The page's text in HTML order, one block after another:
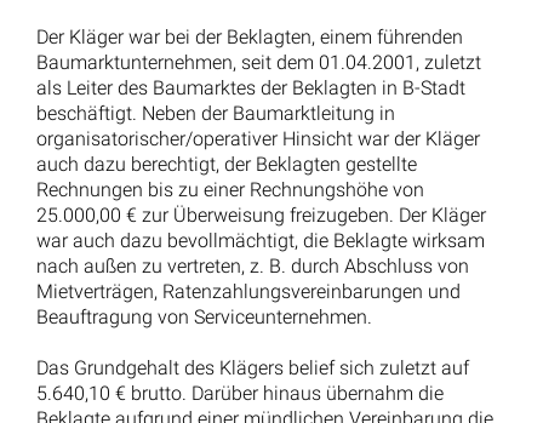
Der Kläger war bei der Beklagten, einem führenden
Baumarktunternehmen, seit dem 01.04.2001, zuletzt
als Leiter des Baumarktes der Beklagten in B-Stadt
beschäftigt. Neben der Baumarktleitung in
organisatorischer/operativer Hinsicht war der Kläger
auch dazu berechtigt, der Beklagten gestellte
Rechnungen bis zu einer Rechnungshöhe von
25.000,00 € zur Überweisung freizugeben. Der Kläger
war auch dazu bevollmächtigt, die Beklagte wirksam
nach außen zu vertreten, z. B. durch Abschluss von
Mietverträgen, Ratenzahlungsvereinbarungen und
Beauftragung von Serviceunternehmen.
Das Grundgehalt des Klägers belief sich zuletzt auf
5.640,10 € brutto. Darüber hinaus übernahm die